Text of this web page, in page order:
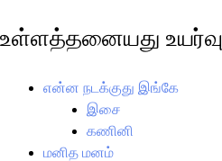
உள்ளத்தனையது உயர்வு
என்ன நடக்குது இங்கே
இசை
கணினி
மனித மனம்